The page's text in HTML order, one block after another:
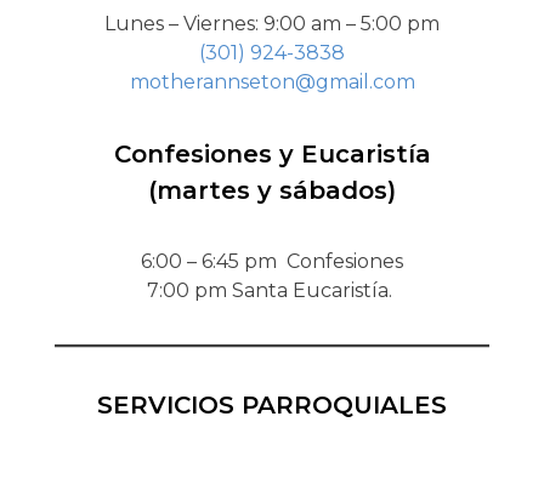
Lunes – Viernes: 9:00 am – 5:00 pm
(301) 924-3838
motherannseton@gmail.com
Confesiones y Eucaristía
(martes y sábados)
6:00 – 6:45 pm Confesiones
7:00 pm Santa Eucaristía.
SERVICIOS PARROQUIALES